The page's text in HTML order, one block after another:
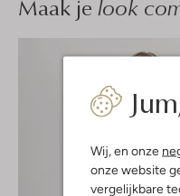
Wij, en onze
onze website
vergelijkbare
Maak je look